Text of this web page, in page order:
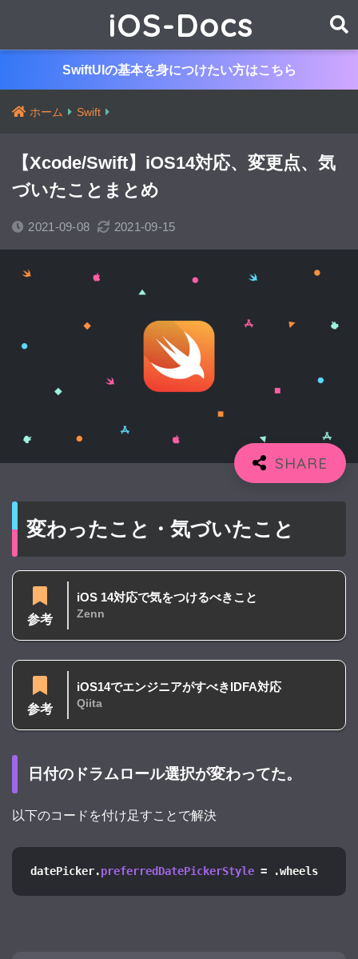
iOS-Docs
SwiftUIの基本を身につけたい方はこちら
ホーム Swift
【Xcode/Swift】iOS14対応、変更点、気
づいたことまとめ
2021-09-08 2021-09-15
変わったこと・気づいたこと
参考
iOS 14対応で気をつけるべきこと
Zenn
参考
iOS14でエンジニアがすべきIDFA対応
Qiita
日付のドラムロール選択が変わってた。
以下のコードを付け足すことで解決
datePicker.preferredDatePickerStyle = .wheels